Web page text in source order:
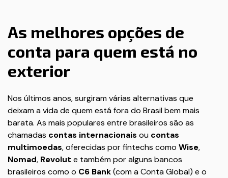
As melhores opções de
conta para quem está no
exterior
Nos últimos anos, surgiram várias alternativas que
deixam a vida de quem está fora do Brasil bem mais
barata. As mais populares entre brasileiros são as
chamadas contas internacionais ou contas
multimoedas, oferecidas por fintechs como Wise,
Nomad, Revolut e também por alguns bancos
brasileiros como o C6 Bank(com a Conta Global) e o